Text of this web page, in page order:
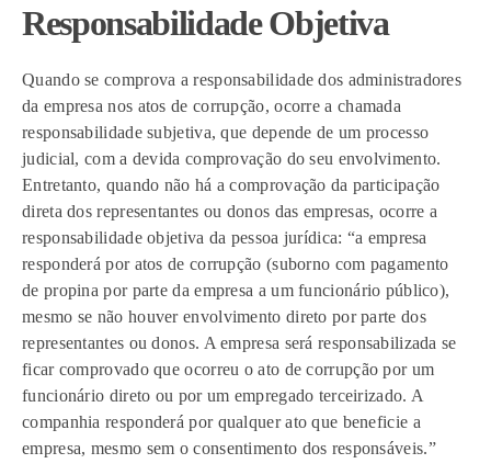
Responsabilidade Objetiva
Quando se comprova a responsabilidade dos administradores
da empresa nos atos de corrupção, ocorre a chamada
responsabilidade subjetiva, que depende de um processo
judicial, com a devida comprovação do seu envolvimento.
Entretanto, quando não há a comprovação da participação
direta dos representantes ou donos das empresas, ocorre a
responsabilidade objetiva da pessoa jurídica: “a empresa
responderá por atos de corrupção (suborno com pagamento
de propina por parte da empresa a um funcionário público),
mesmo se não houver envolvimento direto por parte dos
representantes ou donos. A empresa será responsabilizada se
ficar comprovado que ocorreu o ato de corrupção por um
funcionário direto ou por um empregado terceirizado. A
companhia responderá por qualquer ato que beneficie a
empresa, mesmo sem o consentimento dos responsáveis.”